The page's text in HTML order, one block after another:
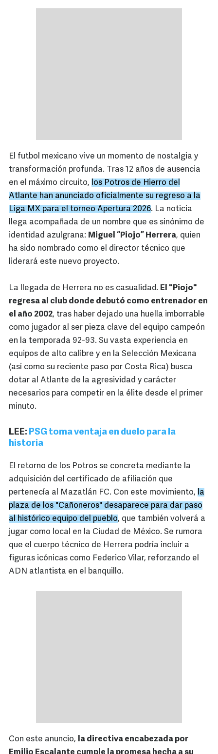
El futbol mexicano vive un momento de nostalgia y
transformación profunda. Tras 12 años de ausencia
en el máximo circuito, los Potros de Hierro del
Atlante han anunciado oficialmente su regreso a la
Liga MX para el torneo Apertura 2026. La noticia
llega acompañada de un nombre que es sinónimo de
identidad azulgrana: Miguel “Piojo” Herrera, quien
ha sido nombrado como el director técnico que
liderará este nuevo proyecto.
La llegada de Herrera no es casualidad. El "Piojo"
regresa al club donde debutó como entrenador en
el año 2002, tras haber dejado una huella imborrable
como jugador al ser pieza clave del equipo campeón
en la temporada 92-93. Su vasta experiencia en
equipos de alto calibre y en la Selección Mexicana
(así como su reciente paso por Costa Rica) busca
dotar al Atlante de la agresividad y carácter
necesarios para competir en la élite desde el primer
minuto.
LEE: PSG toma ventaja en duelo para la
historia
El retorno de los Potros se concreta mediante la
adquisición del certificado de afiliación que
pertenecía al Mazatlán FC. Con este movimiento, la
plaza de los "Cañoneros" desaparece para dar paso
al histórico equipo del pueblo, que también volverá a
jugar como local en la Ciudad de México. Se rumora
que el cuerpo técnico de Herrera podría incluir a
figuras icónicas como Federico Vilar, reforzando el
ADN atlantista en el banquillo.
Con este anuncio, la directiva encabezada por